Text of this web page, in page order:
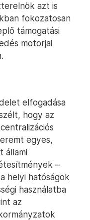
azt is
fokozatosan
támogatási
motorjai
elfogadása
hogy az
egyes,
állami
–
helyi hatóságok
használatba
az